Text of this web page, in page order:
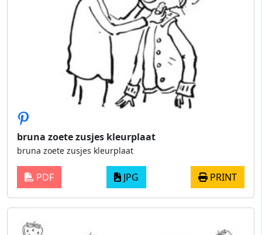
bruna zoete zusjes kleurplaat
bruna zoete zusjes kleurplaat
PDF JPG PRINT